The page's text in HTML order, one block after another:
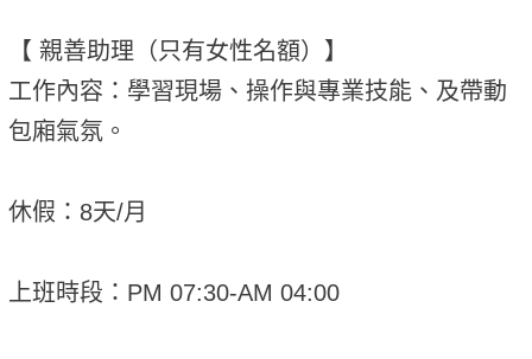
【 親善助理（只有女性名額）】
工作內容：學習現場、操作與專業技能、及帶動
包廂氣氛。
休假：8天/月
上班時段：PM 07:30-AM 04:00